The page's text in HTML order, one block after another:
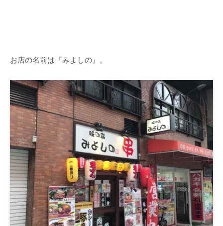
お店の名前は『みよしの』。